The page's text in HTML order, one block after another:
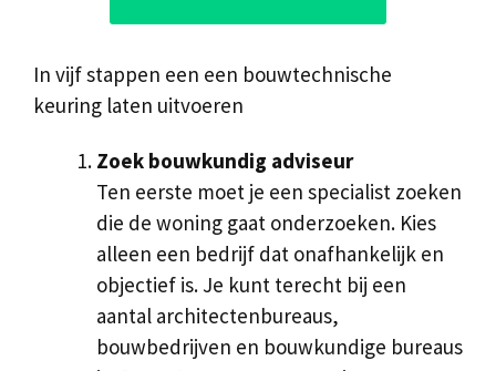
In vijf stappen een een bouwtechnische
keuring laten uitvoeren
Zoek bouwkundig adviseur
Ten eerste moet je een specialist zoeken
die de woning gaat onderzoeken. Kies
alleen een bedrijf dat onafhankelijk en
objectief is. Je kunt terecht bij een
aantal architectenbureaus,
bouwbedrijven en bouwkundige bureaus